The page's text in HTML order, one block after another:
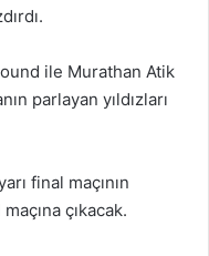
ile Murathan Atik
parlayan yıldızları
final maçının
çıkacak.